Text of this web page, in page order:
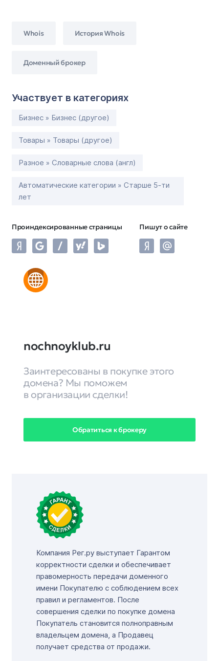
Whois История Whois
Доменный брокер
Участвует в категориях
Бизнес » Бизнес (другое)
Товары » Товары (другое)
Разное » Словарные слова (англ)
Автоматические категории » Старше 5-ти
лет
Проиндексированные страницы Пишут о сайте
nochnoyklub.ru
Заинтересованы в покупке этого
домена? Мы поможем
в организации сделки!
Обратиться к брокеру
Компания Рег.ру выступает Гарантом
корректности сделки и обеспечивает
правомерность передачи доменного
имени Покупателю с соблюдением всех
правил и регламентов. После
совершения сделки по покупке домена
Покупатель становится полноправным
владельцем домена, а Продавец
получает средства от продажи.